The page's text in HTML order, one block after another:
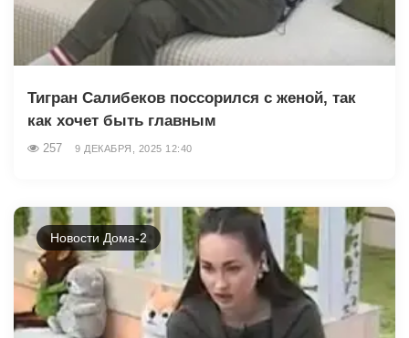
Тигран Салибеков поссорился с женой, так
как хочет быть главным
257 9 ДЕКАБРЯ, 2025 12:40
Новости Дома-2